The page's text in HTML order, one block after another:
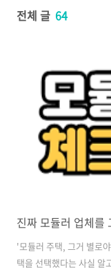
전체 글 64
진짜 모듈러 업체를
'모듈러 주택, 그거 별로
택을 선택했다는 사실 알